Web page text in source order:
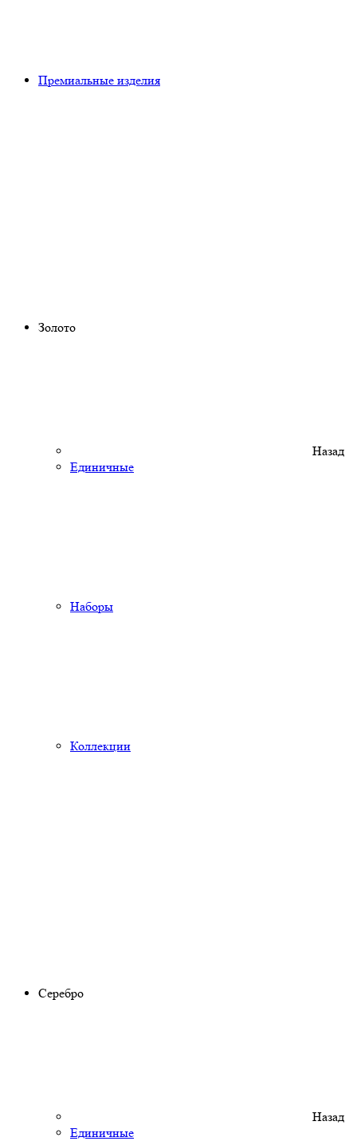
Премиальные изделия
Золото
Назад
Единичные
Наборы
Коллекции
Серебро
Назад
Единичные